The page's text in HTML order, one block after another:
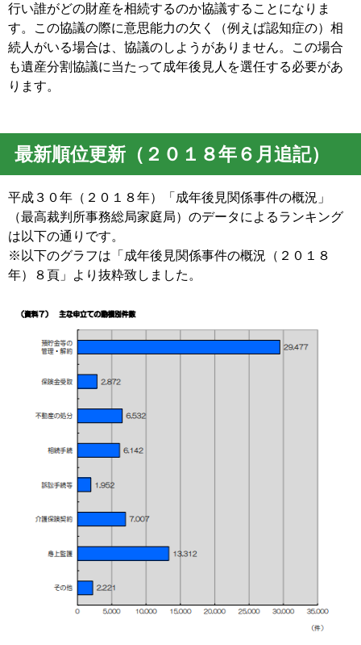
行い誰がどの財産を相続するのか協議することになりま
す。この協議の際に意思能力の欠く（例えば認知症の）相
続人がいる場合は、協議のしようがありません。この場合
も遺産分割協議に当たって成年後見人を選任する必要があ
ります。
最新順位更新（２０１８年６月追記）
平成３０年（２０１８年）「成年後見関係事件の概況」
（最高裁判所事務総局家庭局）のデータによるランキング
は以下の通りです。
※以下のグラフは「成年後見関係事件の概況（２０１８
年）８頁」より抜粋致しました。